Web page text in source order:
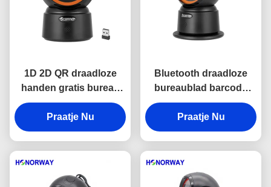
1D 2D QR draadloze
handen gratis bureau
barcode scanner met
offline opslag OPOS
compatibiliteit
Praatje Nu
Bluetooth draadloze
bureaublad barcode
handsfree scanner 1D
2D QR voor
detailhandel kassa
Praatje Nu